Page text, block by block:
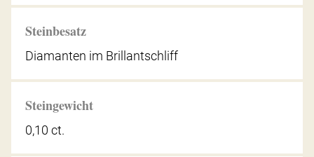
Steinbesatz
Diamanten im Brillantschliff
Steingewicht
0,10 ct.